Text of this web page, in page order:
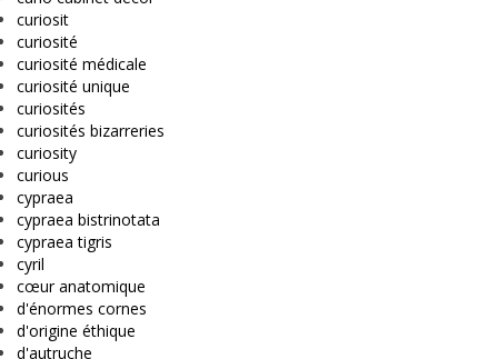
curiosit
curiosité
curiosité médicale
curiosité unique
curiosités
curiosités bizarreries
curiosity
curious
cypraea
cypraea bistrinotata
cypraea tigris
cyril
cœur anatomique
d'énormes cornes
d'origine éthique
d'autruche